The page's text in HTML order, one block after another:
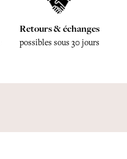
Retours & échanges
possibles sous 30 jours